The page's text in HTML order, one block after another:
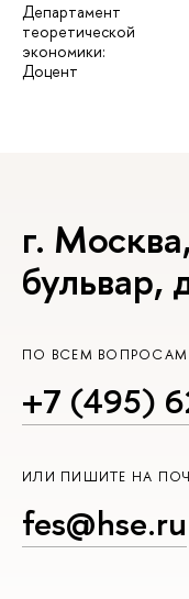
Департамент
теоретической
экономики:
Доцент
г.
бульвар,
ПО ВСЕМ
+7 (495)
ИЛИ ПИШИТЕ НА
fes@hse.ru